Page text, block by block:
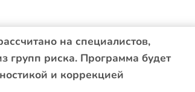
на специалистов,
групп риска. Программа будет
и коррекцией